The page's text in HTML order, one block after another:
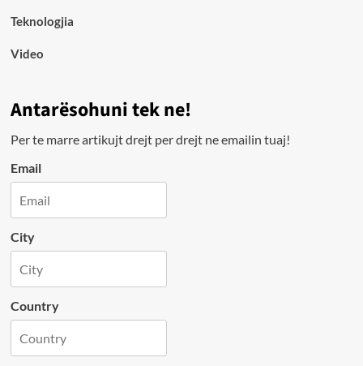
Teknologjia
Video
Antarësohuni tek ne!
Per te marre artikujt drejt per drejt ne emailin tuaj!
Email
City
Country